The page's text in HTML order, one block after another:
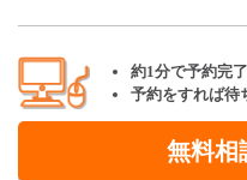
約1分で予約完了
予約をすれば待
無料相